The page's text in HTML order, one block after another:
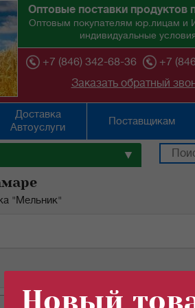
Оптовые поставки продуктов
Оптовым покупателям юр.лицам и
индивидуальные
+7 (846) 342-68-36
+7
Заказать обратный
Доставка
Автоуслуги
Поставщикам
▼
"Мельник"